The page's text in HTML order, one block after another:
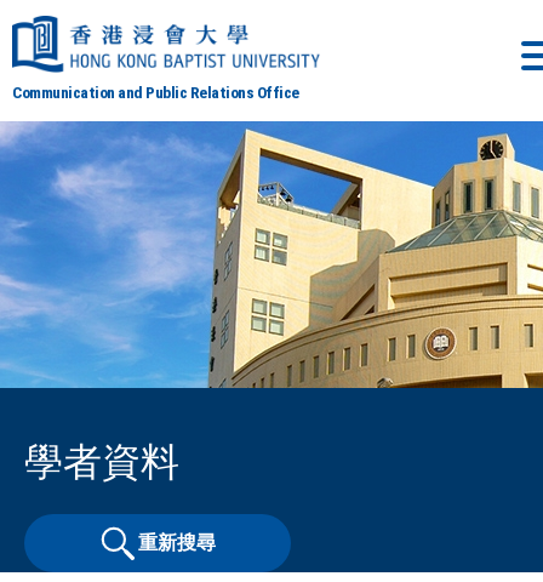
Communication and Public Relations Office
學者資料
重新搜尋